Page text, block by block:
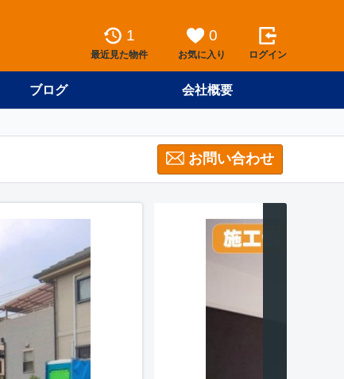
1
最近見た物件
0
お気に入り ログイン
ブログ 会社概要
お問い合わせ